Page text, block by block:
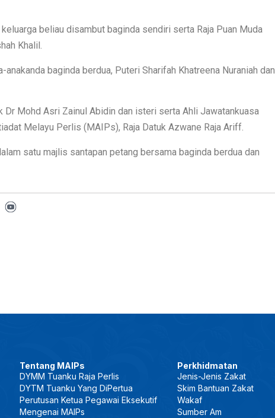
beliau disambut baginda sendiri serta Raja Puan Muda
Khalil.
baginda berdua, Puteri Sharifah Khatreena Nuraniah dan
Mohd Asri Zainul Abidin dan isteri serta Ahli Jawatankuasa
Melayu Perlis (MAIPs), Raja Datuk Azwane Raja Ariff.
satu majlis santapan petang bersama baginda berdua dan
Tentang MAIPs
DYMM Tuanku Raja Perlis
DYTM Tuanku Yang DiPertua
Perutusan Ketua Pegawai Eksekutif
Mengenai MAIPs
Perkhidmatan
Jenis-Jenis Zakat
Skim Bantuan Zakat
Wakaf
Sumber Am